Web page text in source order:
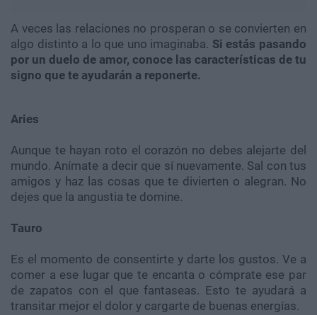
A veces las relaciones no prosperan o se convierten en
algo distinto a lo que uno imaginaba. Si estás pasando
por un duelo de amor, conoce las características de tu
signo que te ayudarán a reponerte.
Aries
Aunque te hayan roto el corazón no debes alejarte del
mundo. Anímate a decir que sí nuevamente. Sal con tus
amigos y haz las cosas que te divierten o alegran. No
dejes que la angustia te domine.
Tauro
Es el momento de consentirte y darte los gustos. Ve a
comer a ese lugar que te encanta o cómprate ese par
de zapatos con el que fantaseas. Esto te ayudará a
transitar mejor el dolor y cargarte de buenas energías.